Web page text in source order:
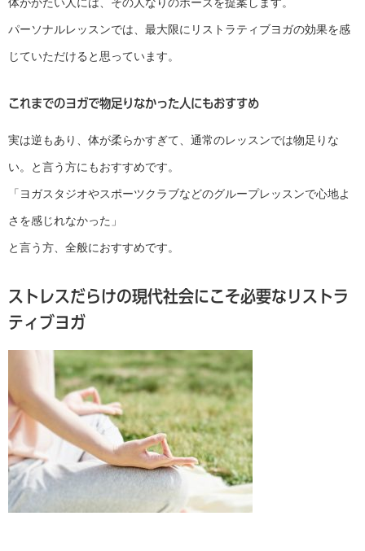
パーソナルレッスンでは、最大限にリストラティブヨガの効果を感
じていただけると思っています。
これまでのヨガで物足りなかった人にもおすすめ
実は逆もあり、体が柔らかすぎて、通常のレッスンでは物足りな
い。と言う方にもおすすめです。
「ヨガスタジオやスポーツクラブなどのグループレッスンで心地よ
さを感じれなかった」
と言う方、全般におすすめです。
ストレスだらけの現代社会にこそ必要なリストラ
ティブヨガ